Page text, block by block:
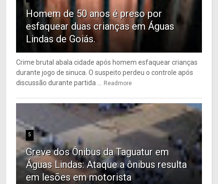
Homem de 50 anos é preso por
esfaquear duas crianças em Águas
Lindas de Goiás.
Crime brutal abala cidade após homem esfaquear crianças
durante jogo de sinuca. O suspeito perdeu o controle após
discussão durante partida ... Readmore
5
Greve dos Ônibus da Taguatur em
Águas Lindas: Ataque a ônibus resulta
em lesões em motorista